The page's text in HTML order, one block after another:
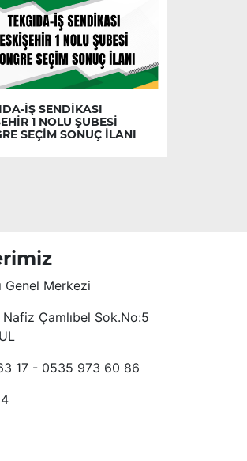
İŞ SENDİKASI
1 NOLU ŞUBESİ
SEÇİM SONUÇ İLANI
Genel Merkezi
Çamlıbel Sok.No:5
17 - 0535 973 60 86